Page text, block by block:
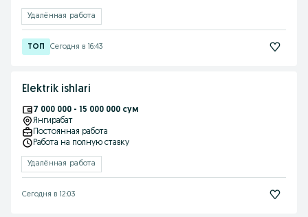
Удалённая работа
Сегодня в 16:43
Elektrik ishlari
7 000 000 - 15 000 000 сум
Янгирабат
Постоянная работа
Работа на полную ставку
Удалённая работа
Сегодня в 12:03